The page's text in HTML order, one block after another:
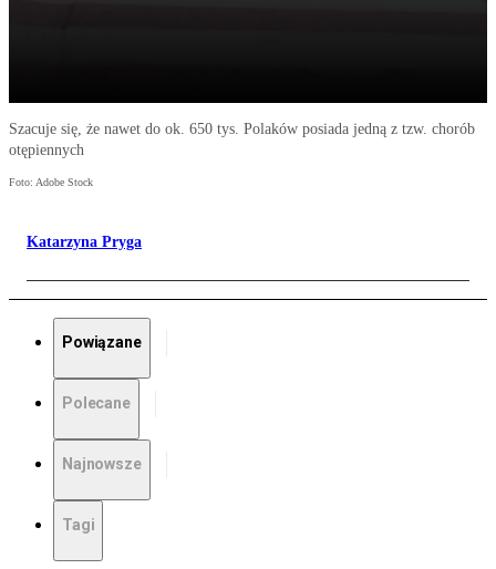
Szacuje się, że nawet do ok. 650 tys. Polaków posiada jedną z tzw. chorób
otępiennych
Foto: Adobe Stock
Katarzyna Pryga
Powiązane
Polecane
Najnowsze
Tagi